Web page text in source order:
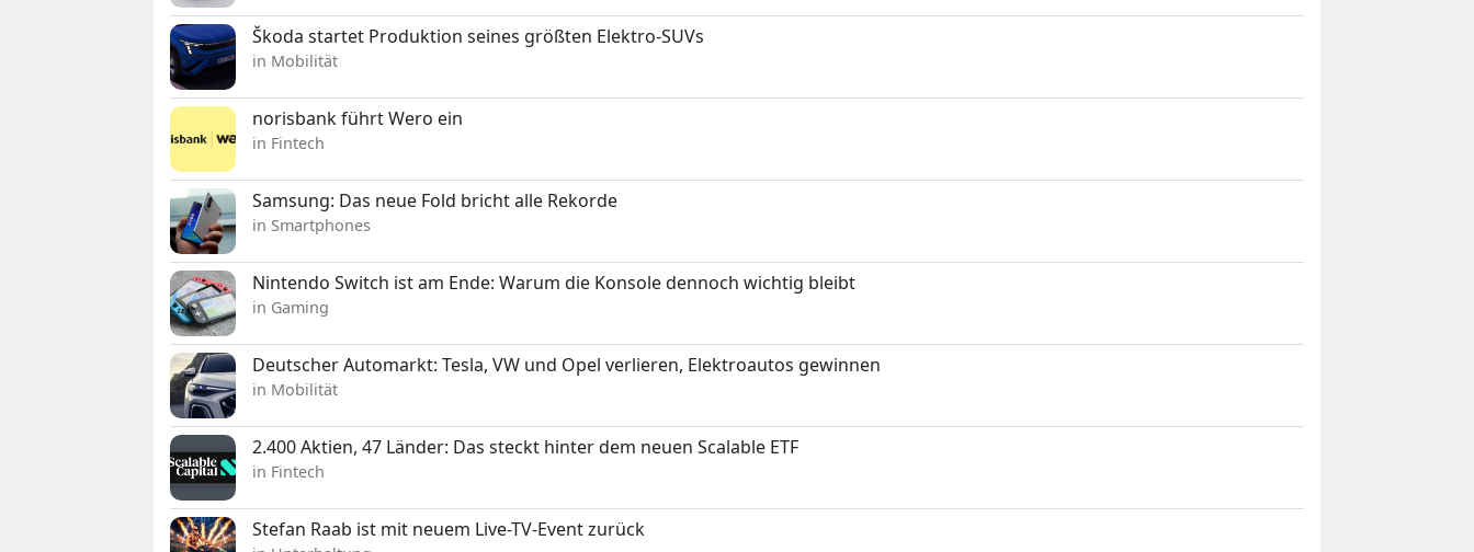
Škoda startet Produktion seines größten Elektro-SUVs
in Mobilität
norisbank führt Wero ein
in Fintech
Samsung: Das neue Fold bricht alle Rekorde
in Smartphones
Nintendo Switch ist am Ende: Warum die Konsole dennoch wichtig bleibt
in Gaming
Deutscher Automarkt: Tesla, VW und Opel verlieren, Elektroautos gewinnen
in Mobilität
2.400 Aktien, 47 Länder: Das steckt hinter dem neuen Scalable ETF
in Fintech
Stefan Raab ist mit neuem Live-TV-Event zurück